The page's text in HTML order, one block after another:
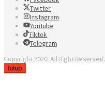
Twitter
Instagram
Youtube
Tiktok
Telegram
Copyright 2020. All Right Reserved.
tutup